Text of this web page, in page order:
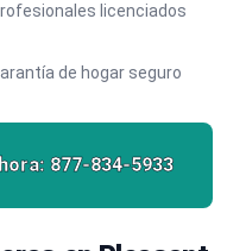
licenciados
de hogar seguro
877-834-5933